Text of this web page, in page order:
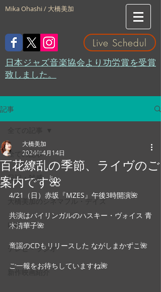
Mika Ohashi / 大橋美加
Live Schedul
​日本ジャズ音楽協会より功労賞を受賞
致しました。
記事
全ての記事
日記・雑感
大橋美加のシネマフル・デイズ
LIVE
テレビ・ラジオ
新作映画紹介
百花繚乱の季節、ライヴのご
案内です🌺
大橋美加
2024年4月14日
4/21（日）赤坂『MZES』午後3時開演🌺
共演はバイリンガルのハスキー・ヴォイス 青
木清華子🌺
童謡のCDもリリースした ながしまかずこ🌺
ご一報をお待ちしていますね🌺